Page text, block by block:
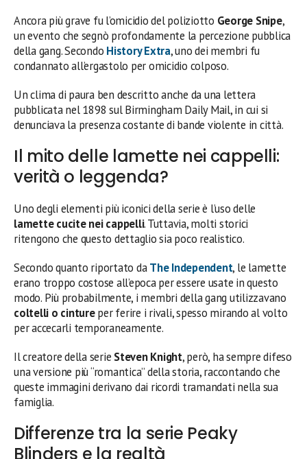
Ancora più grave fu l’omicidio del poliziotto George Snipe,
un evento che segnò profondamente la percezione pubblica
della gang. Secondo History Extra, uno dei membri fu
condannato all’ergastolo per omicidio colposo.
Un clima di paura ben descritto anche da una lettera
pubblicata nel 1898 sul Birmingham Daily Mail, in cui si
denunciava la presenza costante di bande violente in città.
Il mito delle lamette nei cappelli:
verità o leggenda?
Uno degli elementi più iconici della serie è l’uso delle
lamette cucite nei cappelli. Tuttavia, molti storici
ritengono che questo dettaglio sia poco realistico.
Secondo quanto riportato daThe Independent, le lamette
erano troppo costose all’epoca per essere usate in questo
modo. Più probabilmente, i membri della gang utilizzavano
coltelli o cintureper ferire i rivali, spesso mirando al volto
per accecarli temporaneamente.
Il creatore della serie Steven Knight, però, ha sempre difeso
una versione più “romantica” della storia, raccontando che
queste immagini derivano dai ricordi tramandati nella sua
famiglia.
Differenze tra la serie Peaky
Blinders e la realtà